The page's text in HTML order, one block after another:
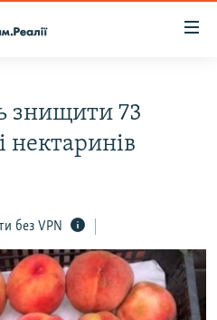
знищити 73
нектаринів
без VPN